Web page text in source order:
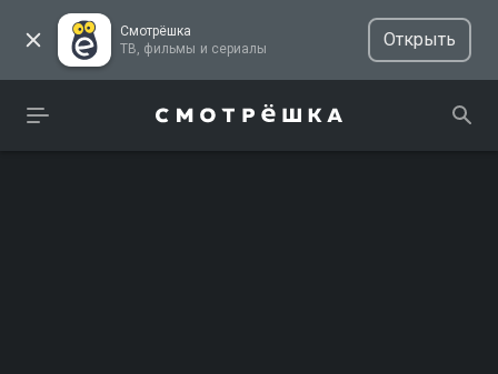
Смотрёшка
ТВ, фильмы и сериалы
Открыть